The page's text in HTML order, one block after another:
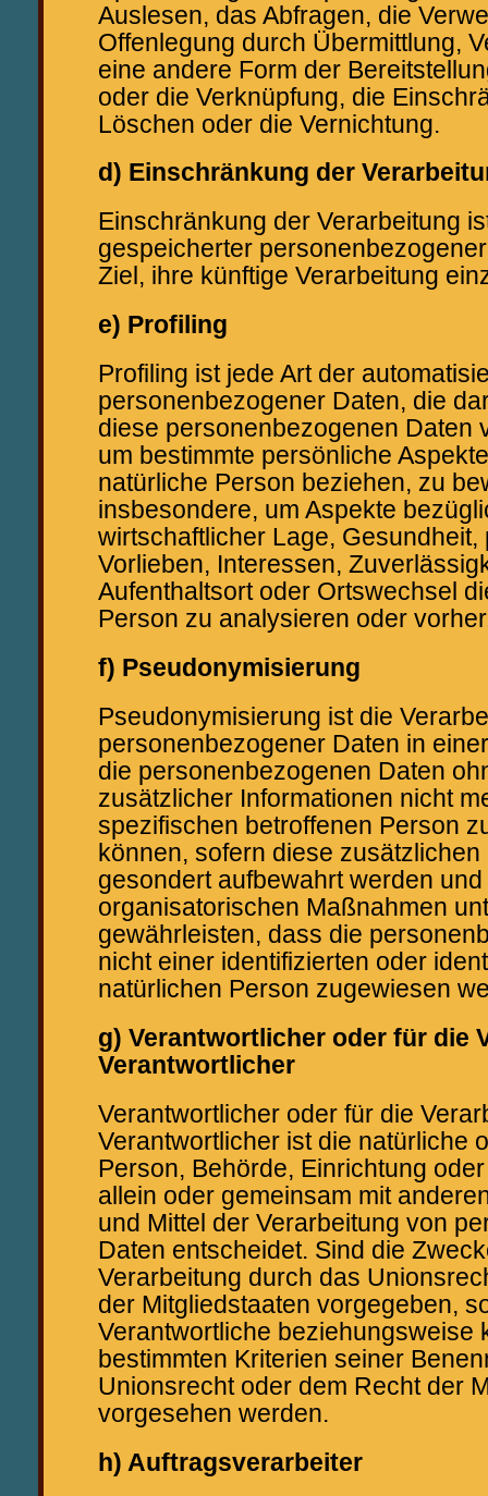
Auslesen, das Abfragen, die
Offenlegung durch Übermittlung,
eine andere Form der
oder die Verknüpfung, die
Löschen oder die Vernichtung.
d) Einschränkung der
Einschränkung der Verarbeitung
gespeicherter
Ziel, ihre künftige Verarbeitung
e) Profiling
Profiling ist jede Art der
personenbezogener Daten, die
diese personenbezogenen Daten
um bestimmte persönliche
natürliche Person beziehen, zu
insbesondere, um Aspekte
wirtschaftlicher Lage, Gesundheit,
Vorlieben, Interessen,
Aufenthaltsort oder Ortswechsel
Person zu analysieren oder
f) Pseudonymisierung
Pseudonymisierung ist die
personenbezogener Daten in
die personenbezogenen Daten
zusätzlicher Informationen nicht
spezifischen betroffenen Person
können, sofern diese
gesondert aufbewahrt werden
organisatorischen Maßnahmen
gewährleisten, dass die
nicht einer identifizierten oder
natürlichen Person zugewiesen
g) Verantwortlicher oder für die
Verantwortlicher
Verantwortlicher oder für die
Verantwortlicher ist die natürliche
Person, Behörde, Einrichtung
allein oder gemeinsam mit
und Mittel der Verarbeitung von
Daten entscheidet. Sind die
Verarbeitung durch das
der Mitgliedstaaten vorgegeben,
Verantwortliche beziehungsweise
bestimmten Kriterien seiner
Unionsrecht oder dem Recht der
vorgesehen werden.
h) Auftragsverarbeiter